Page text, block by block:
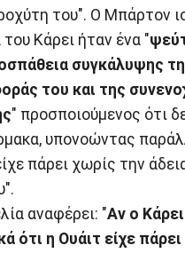
του". Ο Μπάρτον
Κάρει ήταν ένα "
συγκάλυψης
του και της
" προσποιούμενος ότι
υπονοώντας
πάρει χωρίς την
αναφέρει: "Αν ο
ότι η Ουάιτ είχε